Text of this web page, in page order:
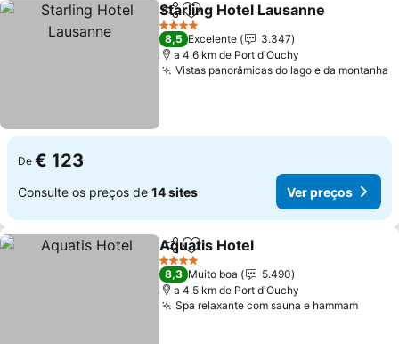
PartilharAdicionar aos favoritos
Starling Hotel Lausanne
4 Estrelas
8,5 Excelente
3.347
a 4.6 km de Port d'Ouchy
Vistas panorâmicas do lago e da montanha
De € 123
Consulte os preços de 14 sites Ver preços
PartilharAdicionar aos favoritos
Aquatis Hotel
4 Estrelas
8,3 Muito boa
5.490
a 4.5 km de Port d'Ouchy
Spa relaxante com sauna e hammamVer